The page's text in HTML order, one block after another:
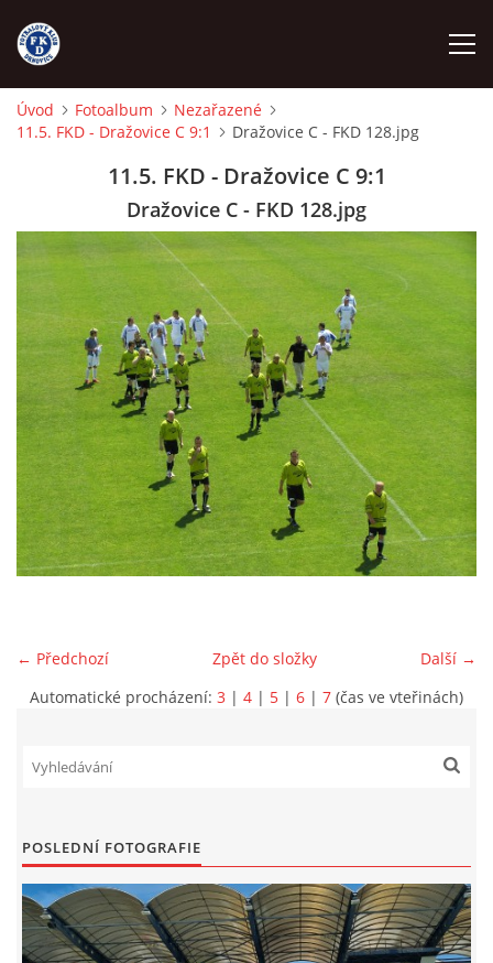
ÚVOD
FKD A
FKD B
STARŠÍ DOROST
STARŠÍ ŽÁCI
MLADŠÍ ŽÁCI
STARŠÍ PŘÍPRAVKA R 2012 + 2013
ARCHÍV
DOTACE
Úvod Fotoalbum
Nezařazené
11.5. FKD - Dražovice C 9:1
Dražovice C - FKD 128.jpg
11.5. FKD - Dražovice C 9:1
Dražovice C - FKD 128.jpg
← Předchozí Další →
Zpět do složky
Automatické procházení: 3 | 4 | 5 | 6 | 7 (čas ve vteřinách)
POSLEDNÍ FOTOGRAFIE